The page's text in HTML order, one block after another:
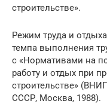
строительстве».
Режим труда и
темпа выполнения
с «Нормативами на
работу и отдых при
строительстве»
СССР, Москва, 1988).